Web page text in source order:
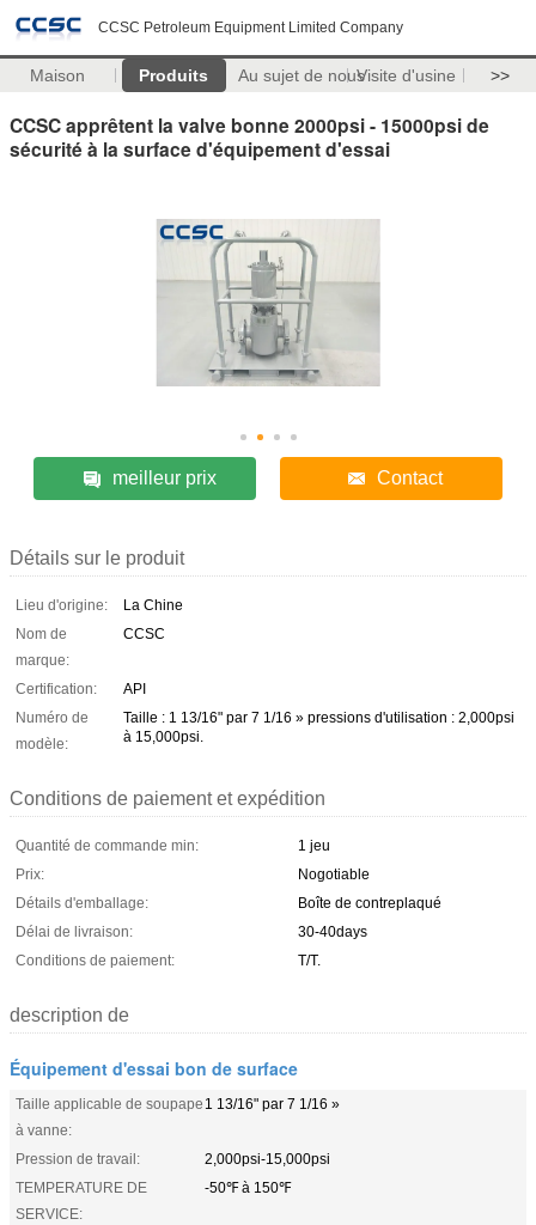
CCSC Petroleum Equipment Limited Company
Maison Produits Au sujet de nousVisite d'usine >>
CCSC apprêtent la valve bonne 2000psi - 15000psi de
sécurité à la surface d'équipement d'essai
meilleur prix Contact
Détails sur le produit
Lieu d'origine:
La Chine
Nom de
marque:
CCSC
Certification:
API
Numéro de
modèle:
Taille : 1 13/16" par 7 1/16 » pressions d'utilisation : 2,000psi
à 15,000psi.
Conditions de paiement et expédition
Quantité de commande min:
1 jeu
Prix:
Nogotiable
Détails d'emballage:
Boîte de contreplaqué
Délai de livraison:
30-40days
Conditions de paiement:
T/T.
description de
Équipement d'essai bon de surface
Taille applicable de soupape
à vanne:
1 13/16" par 7 1/16 »
Pression de travail:
2,000psi-15,000psi
TEMPERATURE DE
SERVICE:
-50℉ à 150℉